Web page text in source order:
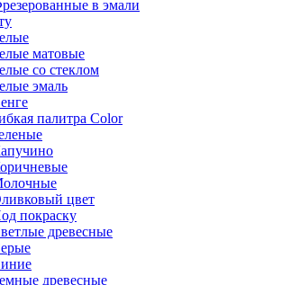
в эмали
матовые
со стеклом
эмаль
палитра Color
цвет
покраску
древесные
древесные